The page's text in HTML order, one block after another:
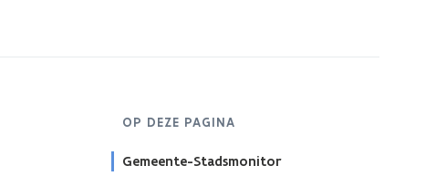
OP DEZE PAGINA
Gemeente-Stadsmonitor